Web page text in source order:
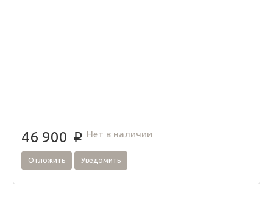
46 900 p Нет в наличии
Отложить Уведомить